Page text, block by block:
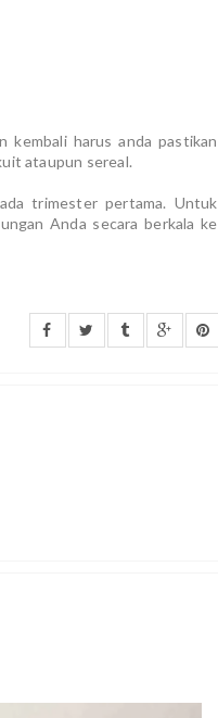
kembali harus anda pastikan
ataupun sereal.
trimester pertama. Untuk
Anda secara berkala ke